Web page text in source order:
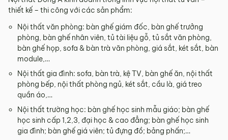
thiết kế – thi công với các sản phẩm:
Nội thất văn phòng: bàn ghế giám đốc, bàn ghế trưởng
phòng, bàn ghế nhân viên, tủ tài liệu gỗ, tủ sắt văn phòng,
bàn ghế họp, sofa & bàn trà văn phòng, giá sắt, két sắt, bàn
module,…
Nội thất gia đình: sofa, bàn trà, kệ TV, bàn ghế ăn, nội thất
phòng bếp, nội thất phòng ngủ, két sắt, cầu là, giá treo
quần áo,…
Nội thất trường học: bàn ghế học sinh mẫu giáo; bàn ghế
học sinh cấp 1,2,3, đại học & cao đẳng; bàn ghế học sinh
gia đình; bàn ghế giá viên; tủ đựng đồ; bảng phấn;…